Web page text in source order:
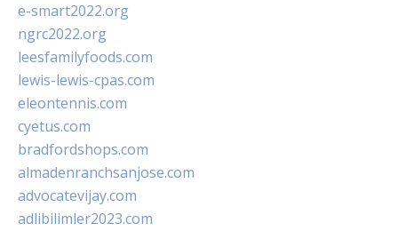
e-smart2022.org
ngrc2022.org
leesfamilyfoods.com
lewis-lewis-cpas.com
eleontennis.com
cyetus.com
bradfordshops.com
almadenranchsanjose.com
advocatevijay.com
adlibilimler2023.com